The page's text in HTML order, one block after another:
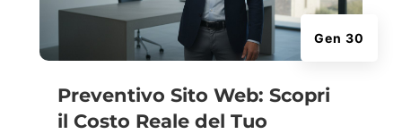
Preventivo Sito Web: Scopri
il Costo Reale del Tuo
Gen 30